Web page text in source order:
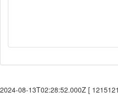
2024-08-13T02:28:52.000Z [